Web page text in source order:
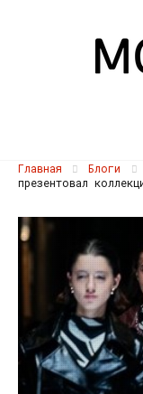
Главная Блоги
презентовал